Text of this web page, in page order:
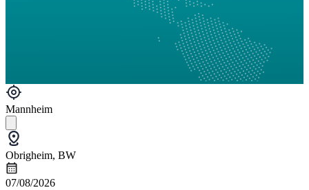
Mannheim
Obrigheim, BW
07/08/2026